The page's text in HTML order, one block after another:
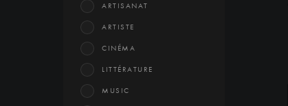
ARTISANAT
ARTISTE
CINÉMA
LITTÉRATURE
MUSIC